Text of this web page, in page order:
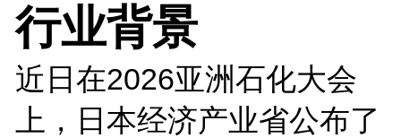
行业背景
近日在2026亚洲石化大会
上，日本经济产业省公布了